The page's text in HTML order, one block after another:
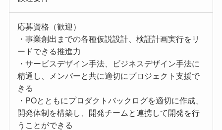
応募資格（歓迎）
・事業創出までの各種仮説設計、検証計画実行をリ
ードできる推進力
・サービスデザイン手法、ビジネスデザイン手法に
精通し、メンバーと共に適切にプロジェクト支援で
きる
・POとともにプロダクトバックログを適切に作成、
開発体制を構築し、開発チームと連携して開発を行
うことができる